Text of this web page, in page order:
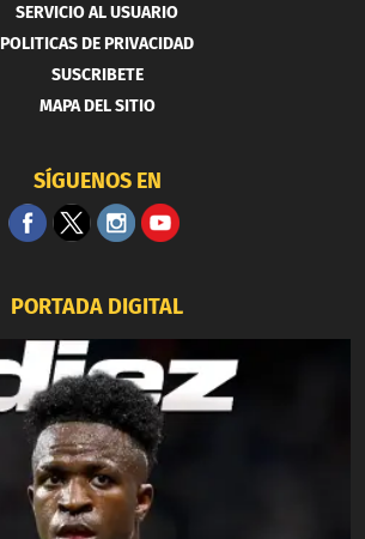
SERVICIO AL USUARIO
POLITICAS DE PRIVACIDAD
SUSCRIBETE
MAPA DEL SITIO
SÍGUENOS EN
PORTADA DIGITAL